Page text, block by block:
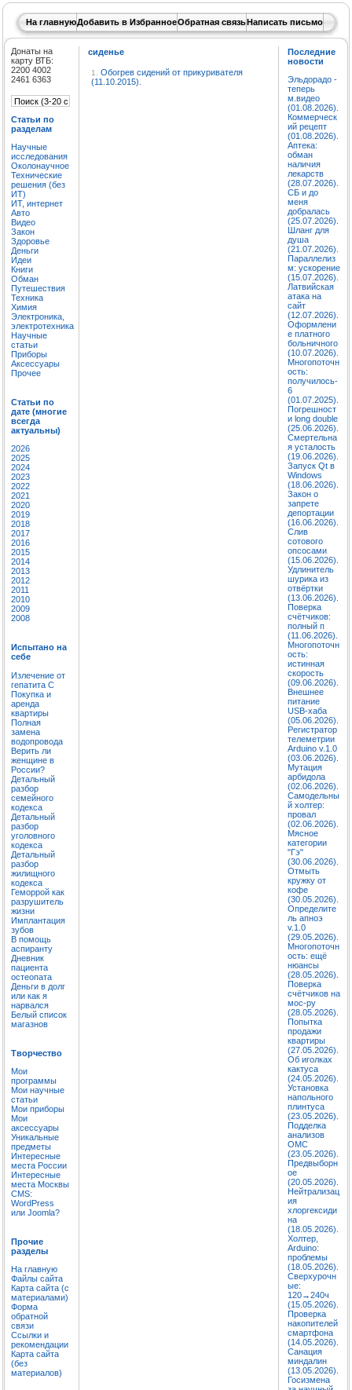
На главнуюДобавить в ИзбранноеОбратная связьНаписать письмо
Донаты на
карту ВТБ:
2200 4002
2461 6363
Статьи по
разделам
Научные
исследования
Околонаучное
Технические
решения (без
ИТ)
ИТ, интернет
Авто
Видео
Закон
Здоровье
Деньги
Идеи
Книги
Обман
Путешествия
Техника
Химия
Электроника,
электротехника
Научные
статьи
Приборы
Аксессуары
Прочее
Статьи по
дате (многие
всегда
актуальны)
2026
2025
2024
2023
2022
2021
2020
2019
2018
2017
2016
2015
2014
2013
2012
2011
2010
2009
2008
Испытано на
себе
Излечение от
гепатита C
Покупка и
аренда
квартиры
Полная
замена
водопровода
Верить ли
женщине в
России?
Детальный
разбор
семейного
кодекса
Детальный
разбор
уголовного
кодекса
Детальный
разбор
жилищного
кодекса
Геморрой как
разрушитель
жизни
Имплантация
зубов
В помощь
аспиранту
Дневник
пациента
остеопата
Деньги в долг
или как я
нарвался
Белый список
магазнов
Творчество
Мои
программы
Мои научные
статьи
Мои приборы
Мои
аксессуары
Уникальные
предметы
Интересные
места России
Интересные
места Москвы
CMS:
WordPress
или Joomla?
Прочие
разделы
На главную
Файлы сайта
Карта сайта (с
материалами)
Форма
обратной
связи
Ссылки и
рекомендации
Карта сайта
(без
материалов)
сиденье
1. Обогрев сидений от прикуривателя
(11.10.2015).
Последние
новости
Эльдорадо -
теперь
м.видео
(01.08.2026).
Коммерческ
ий рецепт
(01.08.2026).
Аптека:
обман
наличия
лекарств
(28.07.2026).
СБ и до
меня
добралась
(25.07.2026).
Шланг для
душа
(21.07.2026).
Параллелиз
м: ускорение
(15.07.2026).
Латвийская
атака на
сайт
(12.07.2026).
Оформлени
е платного
больничного
(10.07.2026).
Многопоточн
ость:
получилось-
6
(01.07.2025).
Погрешност
и long double
(25.06.2026).
Смертельна
я усталость
(19.06.2026).
Запуск Qt в
Windows
(18.06.2026).
Закон о
запрете
депортации
(16.06.2026).
Слив
сотового
опсосами
(15.06.2026).
Удлинитель
шурика из
отвёртки
(13.06.2026).
Поверка
счётчиков:
полный п
(11.06.2026).
Многопоточн
ость:
истинная
скорость
(09.06.2026).
Внешнее
питание
USB-хаба
(05.06.2026).
Регистратор
телеметрии
Arduino v.1.0
(03.06.2026).
Мутация
арбидола
(02.06.2026).
Самодельны
й холтер:
провал
(02.06.2026).
Мясное
категории
"Гэ"
(30.06.2026).
Отмыть
кружку от
кофе
(30.05.2026).
Определите
ль апноэ
v.1.0
(29.05.2026).
Многопоточн
ость: ещё
нюансы
(28.05.2026).
Поверка
счётчиков на
мос-ру
(28.05.2026).
Попытка
продажи
квартиры
(27.05.2026).
Об иголках
кактуса
(24.05.2026).
Установка
напольного
плинтуса
(23.05.2026).
Подделка
анализов
ОМС
(23.05.2026).
Предвыборн
ое
(20.05.2026).
Нейтрализац
ия
хлоргексиди
на
(18.05.2026).
Холтер,
Arduino:
проблемы
(18.05.2026).
Сверхурочн
ые:
120→240ч
(15.05.2026).
Проверка
накопителей
смартфона
(14.05.2026).
Санация
миндалин
(13.05.2026).
Госизмена